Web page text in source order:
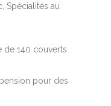
Spécialités au
de 140 couverts
pour des